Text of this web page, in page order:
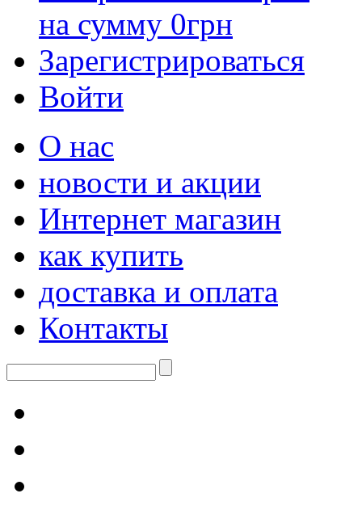
на сумму 0грн
Зарегистрироваться
Войти
О нас
новости и акции
Интернет магазин
как купить
доставка и оплата
Контакты